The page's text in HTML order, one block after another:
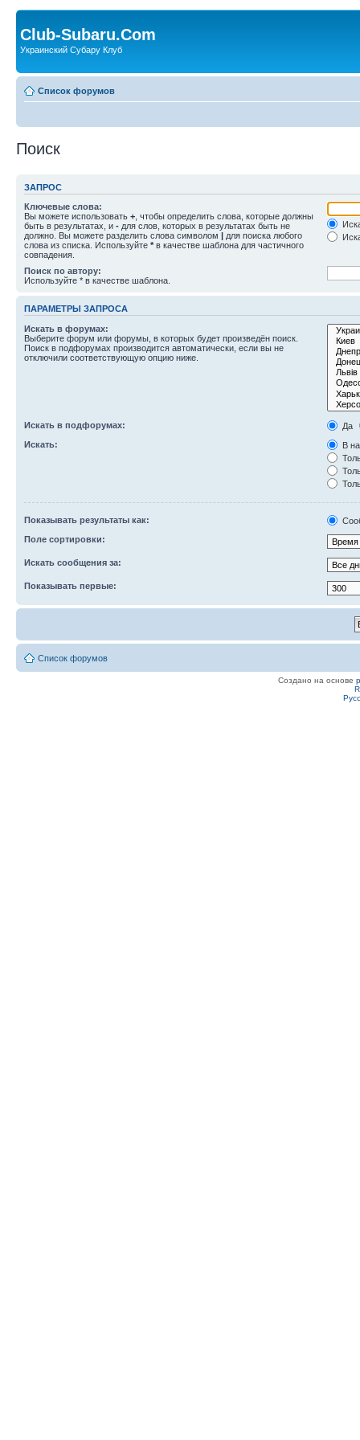
Club-Subaru.Com
Украинский Субару Клуб
Список форумов
Поиск
ЗАПРОС
Ключевые слова:
Вы можете использовать + , чтобы определить слова, которые должны
быть в результатах, и - для слов, которых в результатах быть не
должно. Вы можете разделить слова символом | для поиска любого
слова из списка. Используйте * в качестве шаблона для частичного
совпадения.
Поиск по автору:
Используйте * в качестве шаблона.
ПАРАМЕТРЫ ЗАПРОСА
Искать в форумах:
Выберите форум или форумы, в которых будет произведён поиск.
Поиск в подфорумах производится автоматически, если вы не
отключили соответствующую опцию ниже.
Искать в подфорумах:
Да
Искать:
В
Показывать результаты как:
Поле сортировки:
Искать сообщения за:
Показывать первые:
Список форумов
Создано на основе